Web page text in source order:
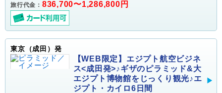
旅行代金： 836,700〜1,286,800円
東京（成田）発
【WEB限定】エジプト航空ビジネ
ス<成田発>♪ギザのピラミッド&大
エジプト博物館をじっくり観光♪エ
ジプト・カイロ6日間